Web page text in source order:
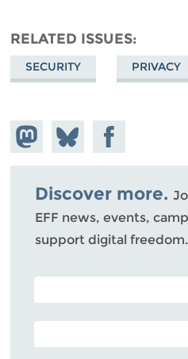
RELATED ISSUES
SECURITY PRIVACY
Share on
Mastodon
Share
on
Bluesky
Share on
Facebook
Discover more.
EFF news, events,
support digital freedom.
POSTAL CODE (OPTIONAL)
EMAIL ADDRESS